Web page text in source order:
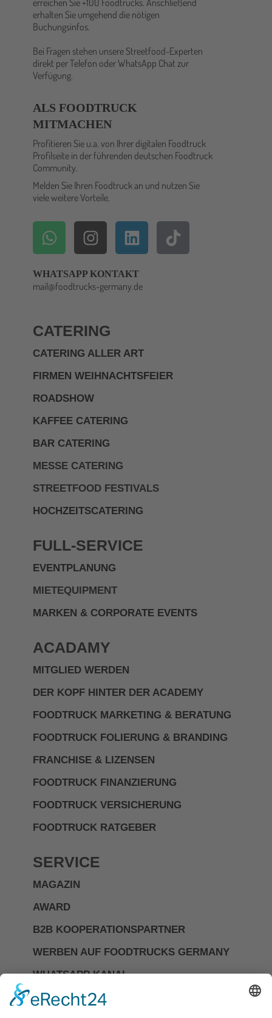
erreichen Sie +100 Foodtrucks. Anschließend
erhalten Sie umgehend die nötigen
Buchungsinfos.
Bei Fragen stehen unsere Streetfood-Experten
direkt per Telefon oder WhatsApp Chat zur
Verfügung.
ALS FOODTRUCK
MITMACHEN
Profitieren Sie u.a. von Ihrer digitalen Foodtruck
Profilseite in der führenden deutschen Foodtruck
Community.
Melden Sie Ihren Foodtruck an und nutzen Sie
viele weitere Vorteile.
WHATSAPP KONTAKT
mail@foodtrucks-germany.de
CATERING
CATERING ALLER ART
FIRMEN WEIHNACHTSFEIER
ROADSHOW
KAFFEE CATERING
BAR CATERING
MESSE CATERING
STREETFOOD FESTIVALS
HOCHZEITSCATERING
FULL-SERVICE
EVENTPLANUNG
MIETEQUIPMENT
MARKEN & CORPORATE EVENTS
ACADAMY
MITGLIED WERDEN
DER KOPF HINTER DER ACADEMY
FOODTRUCK MARKETING & BERATUNG
FOODTRUCK FOLIERUNG & BRANDING
FRANCHISE & LIZENSEN
FOODTRUCK FINANZIERUNG
FOODTRUCK VERSICHERUNG
FOODTRUCK RATGEBER
SERVICE
MAGAZIN
AWARD
B2B KOOPERATIONSPARTNER
WERBEN AUF FOODTRUCKS GERMANY
WHATSAPP KANAL
Investor Relations